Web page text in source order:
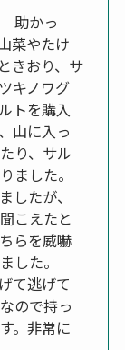
助かっ
菜やたけ
きおり、サ
キノワグ
トを購入
山に入っ
り、サル
ました。
したが、
こえたと
らを威嚇
した。
て逃げて
ので持っ
。非常に